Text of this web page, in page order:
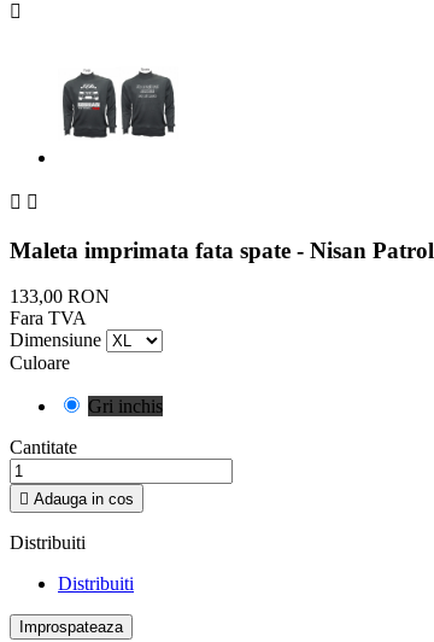

 
Maleta imprimata fata spate - Nisan Patrol
133,00 RON
Fara TVA
Dimensiune
Culoare
Gri inchis
Cantitate
 Adauga in cos
Distribuiti
Distribuiti